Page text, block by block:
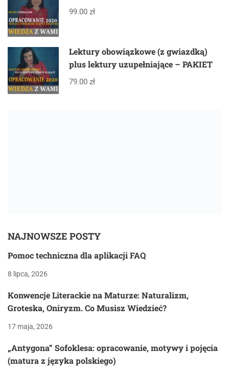
99.00 zł
Lektury obowiązkowe (z gwiazdką)
plus lektury uzupełniające – PAKIET
79.00 zł
NAJNOWSZE POSTY
Pomoc techniczna dla aplikacji FAQ
8 lipca, 2026
Konwencje Literackie na Maturze: Naturalizm,
Groteska, Oniryzm. Co Musisz Wiedzieć?
17 maja, 2026
„Antygona” Sofoklesa: opracowanie, motywy i pojęcia
(matura z języka polskiego)